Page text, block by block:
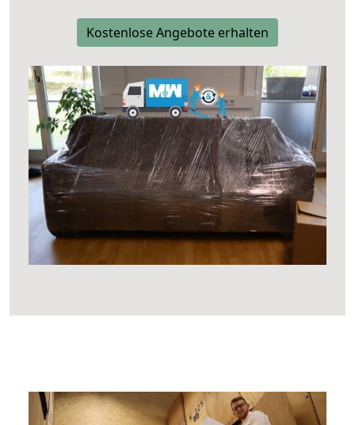
Kostenlose Angebote erhalten